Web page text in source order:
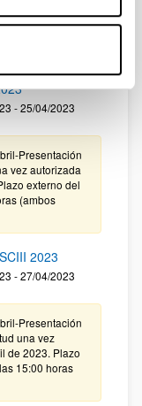
- 28/04/2023
- 25/04/2023
Presentación
vez autorizada
externo del
(ambos
2023
- 27/04/2023
Presentación
una vez
de 2023. Plazo
15:00 horas